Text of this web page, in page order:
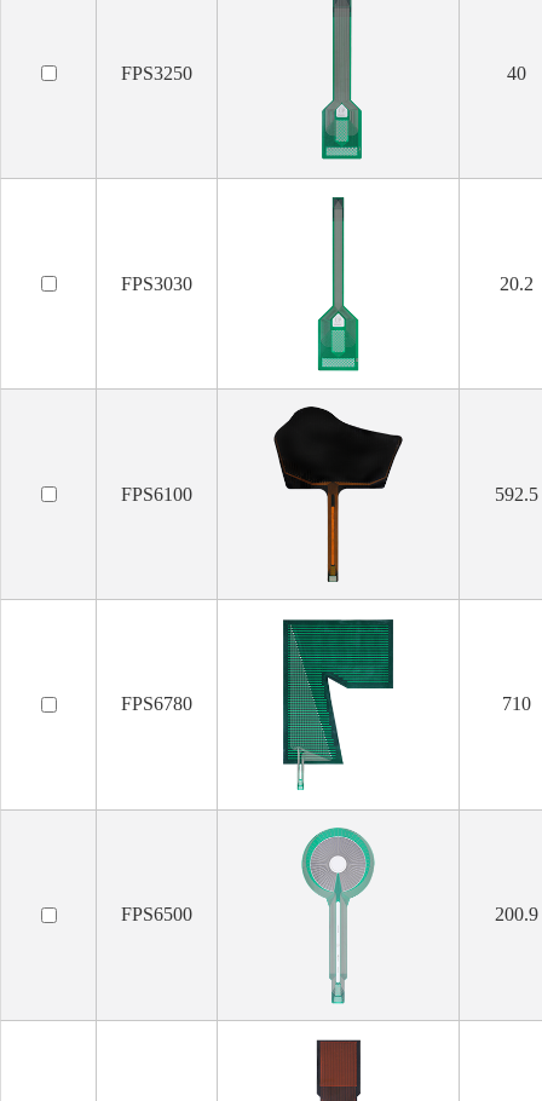
FPS3250 40
FPS3030 20.2
FPS6100 592.5
FPS6780 710
FPS6500 200.9